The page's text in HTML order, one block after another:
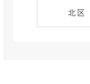
北区